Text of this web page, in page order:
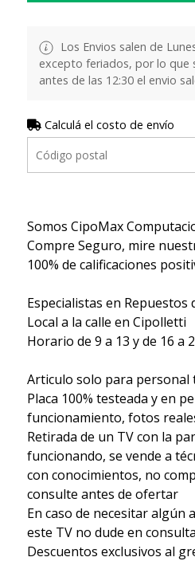
Los Envios salen de
excepto feriados, por lo que
antes de las 12:30 el envio
Calculá el costo de envío
Somos CipoMax
Compre Seguro, mire
100% de calificaciones
Especialistas en Repuestos
Local a la calle en Cipolletti
Horario de 9 a 13 y de 16 a
Articulo solo para personal
Placa 100% testeada y en
funcionamiento, fotos
Retirada de un TV con la
funcionando, se vende a
con conocimientos, no
consulte antes de ofertar
En caso de necesitar algún
este TV no dude en
Descuentos exclusivos al